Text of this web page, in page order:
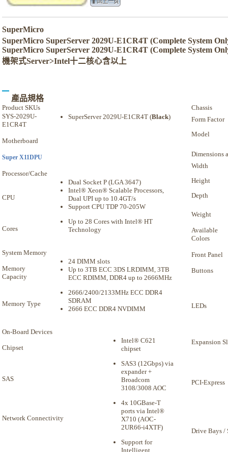
SuperMicro
SuperMicro SuperServer 2029U-E1CR4T (Complete System
SuperMicro SuperServer 2029U-E1CR4T (Complete System
機架式Server>Intel十二核心含以上
產品規格
Product SKUs
SYS-2029U-
E1CR4T
SuperServer 2029U-E1CR4T (Black)
Motherboard
Super X11DPU
Processor/Cache
CPU
Dual Socket P (LGA 3647)
Intel® Xeon® Scalable Processors,
Dual UPI up to 10.4GT/s
Support CPU TDP 70-205W
Cores
Up to 28 Cores with Intel® HT
Technology
System Memory
Memory
Capacity
24 DIMM slots
Up to 3TB ECC 3DS LRDIMM, 3TB
ECC RDIMM, DDR4 up to 2666MHz
Memory Type
2666/2400/2133MHz ECC DDR4
SDRAM
2666 ECC DDR4 NVDIMM
On-Board Devices
Chipset
Intel® C621
chipset
SAS
SAS3 (12Gbps) via
expander +
Broadcom
3108/3008 AOC
Network Connectivity
4x 10GBase-T
ports via Intel®
X710 (AOC-
2UR66-i4XTF)
Support for
Intelligent
Chassis
Form Factor
Model
Dimensions
Width
Height
Depth
Weight
Available
Colors
Front Panel
Buttons
LEDs
Expansion
PCI-Express
Drive Bays /